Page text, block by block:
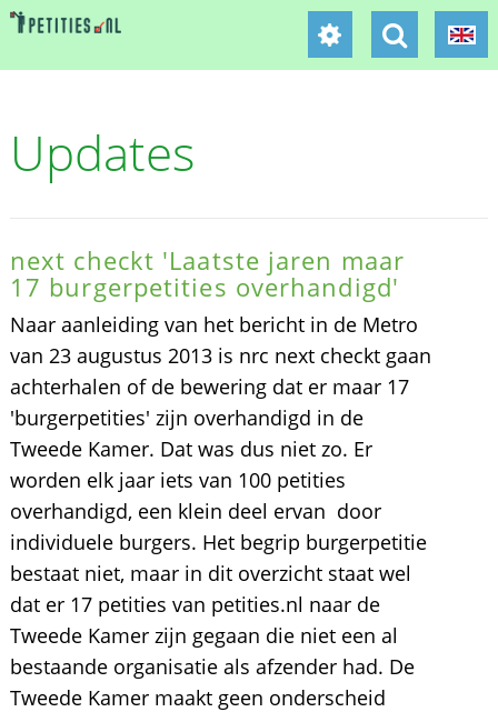
Updates
next checkt 'Laatste jaren maar
17 burgerpetities overhandigd'
Naar aanleiding van het bericht in de Metro
van 23 augustus 2013 is nrc next checkt gaan
achterhalen of de bewering dat er maar 17
'burgerpetities' zijn overhandigd in de
Tweede Kamer. Dat was dus niet zo. Er
worden elk jaar iets van 100 petities
overhandigd, een klein deel ervan door
individuele burgers. Het begrip burgerpetitie
bestaat niet, maar in dit overzicht staat wel
dat er 17 petities van petities.nl naar de
Tweede Kamer zijn gegaan die niet een al
bestaande organisatie als afzender had. De
Tweede Kamer maakt geen onderscheid